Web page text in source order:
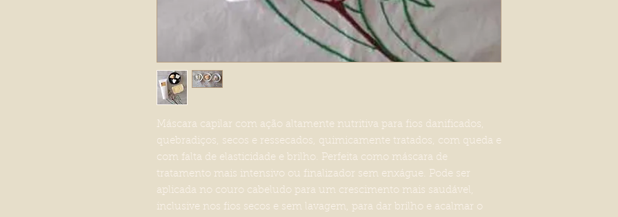
Máscara capilar com ação altamente nutritiva para fios danificados,
quebradiços, secos e ressecados, quimicamente tratados, com queda e
com falta de elasticidade e brilho. Perfeita como máscara de
tratamento mais intensivo ou finalizador sem enxágue. Pode ser
aplicada no couro cabeludo para um crescimento mais saudável,
inclusive nos fios secos e sem lavagem, para dar brilho e acalmar o